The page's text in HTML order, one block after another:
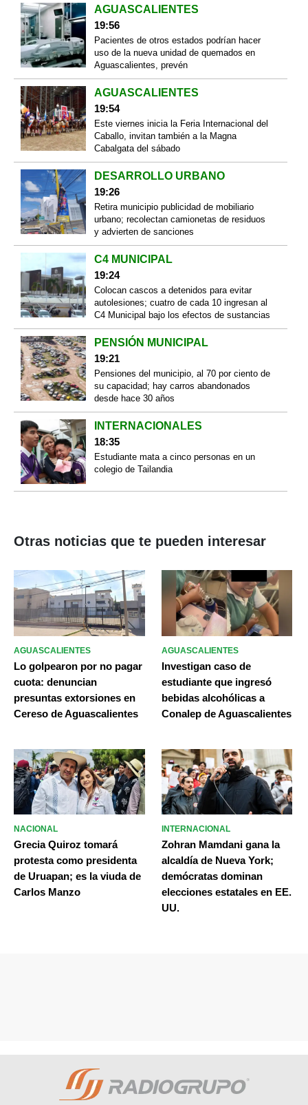
AGUASCALIENTES
19:56
Pacientes de otros estados podrían hacer
uso de la nueva unidad de quemados en
Aguascalientes, prevén
AGUASCALIENTES
19:54
Este viernes inicia la Feria Internacional del
Caballo, invitan también a la Magna
Cabalgata del sábado
DESARROLLO URBANO
19:26
Retira municipio publicidad de mobiliario
urbano; recolectan camionetas de residuos
y advierten de sanciones
C4 MUNICIPAL
19:24
Colocan cascos a detenidos para evitar
autolesiones; cuatro de cada 10 ingresan al
C4 Municipal bajo los efectos de sustancias
PENSIÓN MUNICIPAL
19:21
Pensiones del municipio, al 70 por ciento de
su capacidad; hay carros abandonados
desde hace 30 años
INTERNACIONALES
18:35
Estudiante mata a cinco personas en un
colegio de Tailandia
Otras noticias que te pueden interesar
AGUASCALIENTES
Lo golpearon por no pagar
cuota: denuncian
presuntas extorsiones en
Cereso de Aguascalientes
AGUASCALIENTES
Investigan caso de
estudiante que ingresó
bebidas alcohólicas a
Conalep de Aguascalientes
NACIONAL
Grecia Quiroz tomará
protesta como presidenta
de Uruapan; es la viuda de
Carlos Manzo
INTERNACIONAL
Zohran Mamdani gana la
alcaldía de Nueva York;
demócratas dominan
elecciones estatales en EE.
UU.